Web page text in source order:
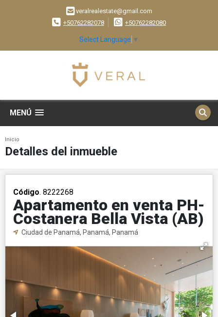
veralrealestate@gmail.com
+50762282078
+50762282080
Select Language ▼
MENÚ
Inicio
Detalles del inmueble
Código. 8222268
Apartamento en venta PH-
Costanera Bella Vista (AB)
Ciudad de Panamá, Panamá, Panamá